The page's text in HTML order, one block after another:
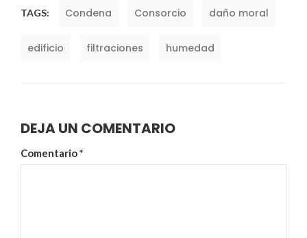
TAGS: Condena Consorcio daño moral
edificio filtraciones humedad
DEJA UN COMENTARIO
Comentario*